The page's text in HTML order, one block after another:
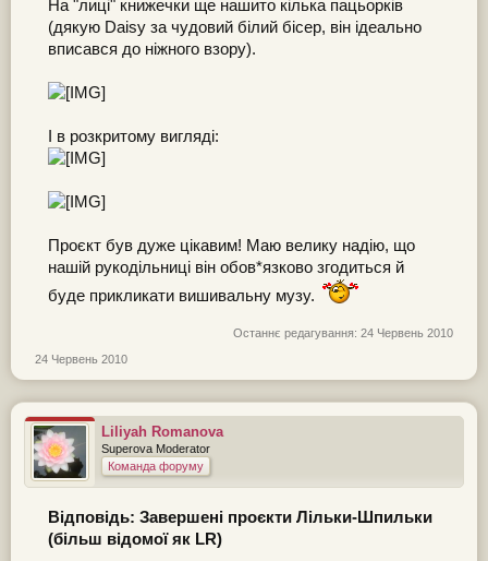
На "лиці" книжечки ще нашито кілька пацьорків
(дякую Daisy за чудовий білий бісер, він ідеально
вписався до ніжного взору).
І в розкритому вигляді:
Проєкт був дуже цікавим! Маю велику надію, що
нашій рукодільниці він обов*язково згодиться й
буде прикликати вишивальну музу.
Останнє редагування: 24 Червень 2010
24 Червень 2010
Liliyah Romanova
Superova Moderator
Команда форуму
Відповідь: Завершені проєкти Лільки-Шпильки
(більш відомої як LR)